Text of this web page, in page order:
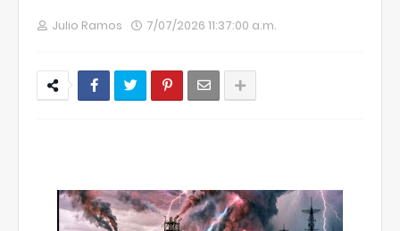
Julio Ramos 7/07/2026 11:37:00 a.m.